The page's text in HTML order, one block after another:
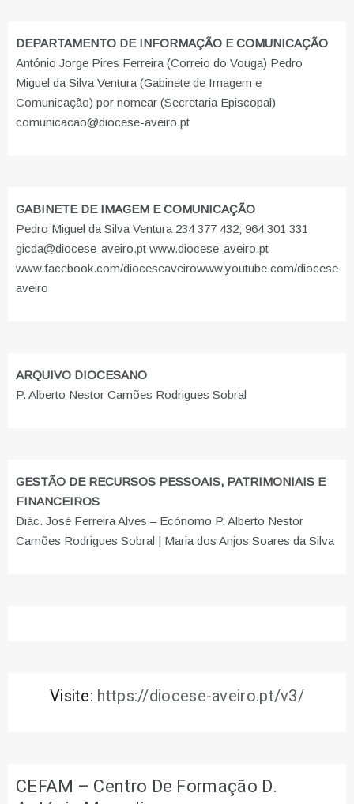
DEPARTAMENTO DE INFORMAÇÃO E COMUNICAÇÃO
António Jorge Pires Ferreira (Correio do Vouga) Pedro
Miguel da Silva Ventura (Gabinete de Imagem e
Comunicação) por nomear (Secretaria Episcopal)
comunicacao@diocese-aveiro.pt
GABINETE DE IMAGEM E COMUNICAÇÃO
Pedro Miguel da Silva Ventura 234 377 432; 964 301 331
gicda@diocese-aveiro.pt www.diocese-aveiro.pt
www.facebook.com/dioceseaveirowww.youtube.com/diocese
aveiro
ARQUIVO DIOCESANO
P. Alberto Nestor Camões Rodrigues Sobral
GESTÃO DE RECURSOS PESSOAIS, PATRIMONIAIS E
FINANCEIROS
Diác. José Ferreira Alves – Ecónomo P. Alberto Nestor
Camões Rodrigues Sobral | Maria dos Anjos Soares da Silva
Visite: https://diocese-aveiro.pt/v3/
CEFAM – Centro De Formação D.